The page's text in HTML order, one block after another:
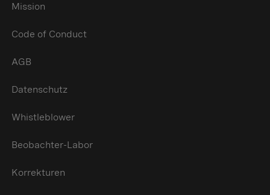
Mission
Code of Conduct
AGB
Datenschutz
Whistleblower
Beobachter-Labor
Korrekturen